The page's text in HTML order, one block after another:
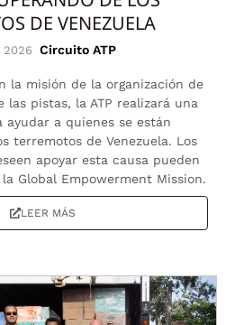
DE VENEZUELA
2026 Circuito ATP
la misión de la organización de
las pistas, la ATP realizará una
ayudar a quienes se están
terremotos de Venezuela. Los
apoyar esta causa pueden
Global Empowerment Mission.
LEER MÁS